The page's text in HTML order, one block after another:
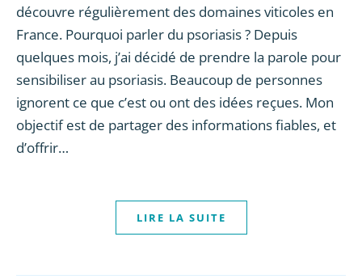
découvre régulièrement des domaines viticoles en
France. Pourquoi parler du psoriasis ? Depuis
quelques mois, j’ai décidé de prendre la parole pour
sensibiliser au psoriasis. Beaucoup de personnes
ignorent ce que c’est ou ont des idées reçues. Mon
objectif est de partager des informations fiables, et
d’offrir…
LIRE LA SUITE